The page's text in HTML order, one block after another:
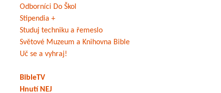
Odborníci Do Škol
Stipendia +
Studuj techniku a řemeslo
Světové Muzeum a Knihovna Bible
Uč se a vyhraj!
BibleTV
Hnutí NEJ